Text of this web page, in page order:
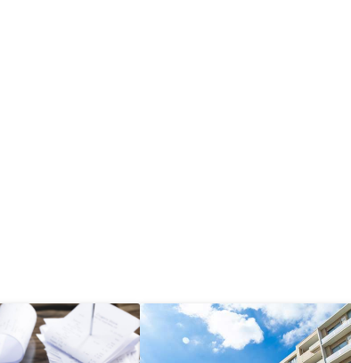
社なので、社員が両方のリテラシ
を高めることは難易度が高いか
れないが、不動産業界に関する